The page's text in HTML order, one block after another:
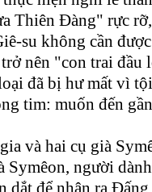
Thiên Đàng" rực
su không cần
nên "con trai đầu
đã bị hư mất vì
tim: muốn đến
và hai cụ già
người
dắt để nhận ra